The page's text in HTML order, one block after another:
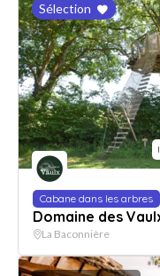
Sélection
Cabane dans les arbres
Domaine des
La Baconnière